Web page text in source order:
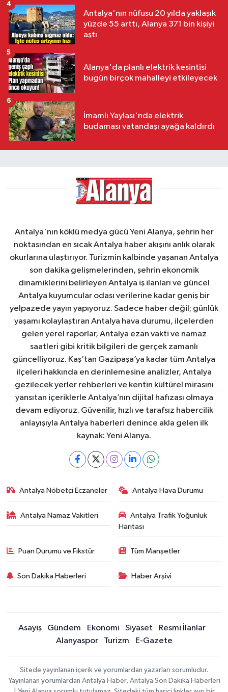
Antalya'nın nüfusu 20 yılda yaklaşık
yüzde 55 arttı, Alanya 371 bin kişiyi
aştı
4
Alanya'da planlı elektrik kesintisi
bugün birçok mahalleyi etkileyecek
5
İmamlı Yaylası'nda elektrik
budaması vatandaşı ayağa kaldırdı
6
Antalya'nın köklü medya gücü Yeni Alanya, şehrin her
noktasından en sıcak Antalya haber akışını anlık olarak
okurlarına ulaştırıyor. Turizmin kalbinde yaşanan Antalya
son dakika gelişmelerinden, şehrin ekonomik
dinamiklerini belirleyen Antalya iş ilanları ve güncel
Antalya kuyumcular odası verilerine kadar geniş bir
yelpazede yayın yapıyoruz. Sadece haber değil; günlük
yaşamı kolaylaştıran Antalya hava durumu, ilçelerden
gelen yerel raporlar, Antalya ezan vakti ve namaz
saatleri gibi kritik bilgileri de gerçek zamanlı
güncelliyoruz. Kaş’tan Gazipaşa’ya kadar tüm Antalya
ilçeleri hakkında en derinlemesine analizler, Antalya
gezilecek yerler rehberleri ve kentin kültürel mirasını
yansıtan içeriklerle Antalya’nın dijital hafızası olmaya
devam ediyoruz. Güvenilir, hızlı ve tarafsız habercilik
anlayışıyla Antalya haberleri denince akla gelen ilk
kaynak: Yeni Alanya.
Antalya Nöbetçi Eczaneler Antalya Hava Durumu
Antalya Namaz Vakitleri
Antalya Trafik Yoğunluk
Haritası
Puan Durumu ve Fikstür Tüm Manşetler
Son Dakika Haberleri Haber Arşivi
Asayiş Gündem Ekonomi Siyaset
Resmi İlanlar
Alanyaspor
Turizm E-Gazete
Sitede yayınlanan içerik ve yorumlardan yazarları sorumludur.
Yayınlanan yorumlardan Antalya Haber, Antalya Son Dakika Haberleri